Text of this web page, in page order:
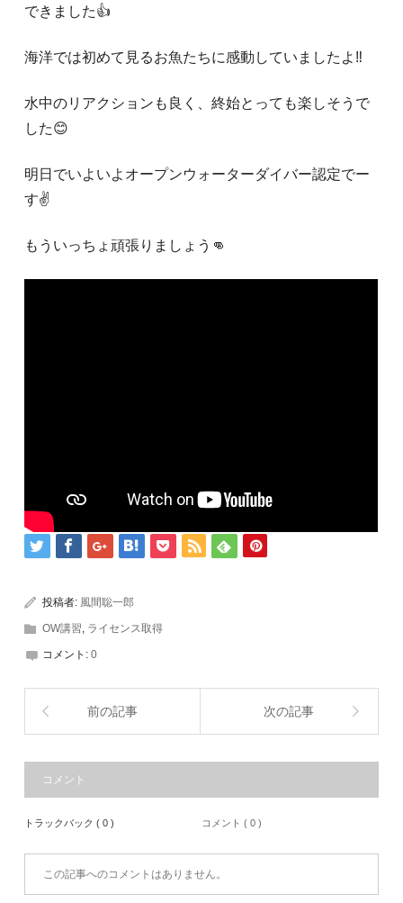
できました👍️
海洋では初めて見るお魚たちに感動していましたよ‼️
水中のリアクションも良く、終始とっても楽しそうで
した😊
明日でいよいよオープンウォーターダイバー認定でー
す✌
もういっちょ頑張りましょう👊
投稿者: 風間聡一郎
OW講習, ライセンス取得
コメント:0
前の記事 次の記事
コメント
トラックバック ( 0 ) コメント ( 0 )
この記事へのコメントはありません。